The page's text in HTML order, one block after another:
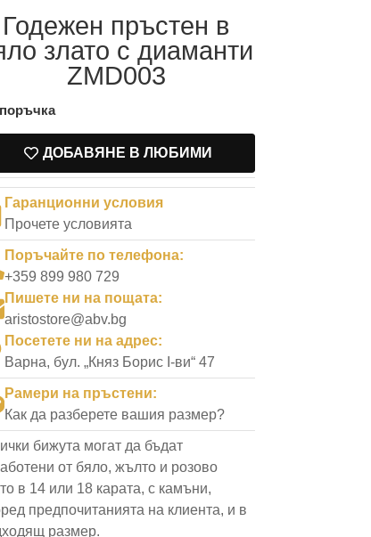
Годежен пръстен в
злато с диаманти
ZMD003
ДОБАВЯНЕ В ЛЮБИМИ
Гаранционни условия
Прочете условията
Поръчайте по телефона:
+359 899 980 729
Пишете ни на пощата:
aristostore@abv.bg
Посетете ни на адрес:
Варна, бул. „Княз Борис I-ви“ 47
Рамери на пръстени:
Как да разберете вашия размер?
бижута могат да бъдат
от бяло, жълто и розово
в 14 или 18 карата, с камъни,
предпочитанията на клиента, и в
размер.